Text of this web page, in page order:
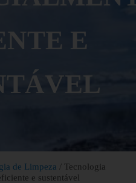
E
de Limpeza / Tecnologia
e sustentável